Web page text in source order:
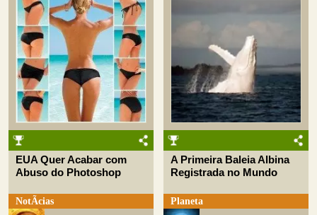
EUA Quer Acabar com
Abuso do Photoshop
NotÃ­cias
A Primeira Baleia Albina
Registrada no Mundo
Planeta